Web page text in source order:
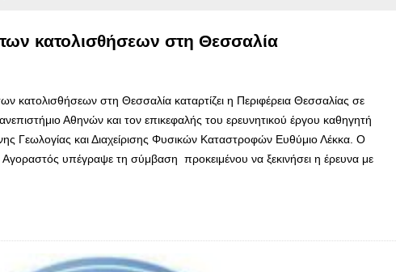
κατολισθήσεων στη Θεσσαλία
κατολισθήσεων στη Θεσσαλία καταρτίζει η Περιφέρεια Θεσσαλίας σε
Αθηνών και τον επικεφαλής του ερευνητικού έργου καθηγητή
Γεωλογίας και Διαχείρισης Φυσικών Καταστροφών Ευθύμιο Λέκκα. Ο
υπέγραψε τη σύμβαση προκειμένου να ξεκινήσει η έρευνα με